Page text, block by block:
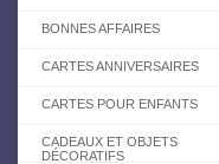
BONNES AFFAIRES
CARTES ANNIVERSAIRES
CARTES POUR ENFANTS
CADEAUX ET OBJETS
DÉCORATIFS